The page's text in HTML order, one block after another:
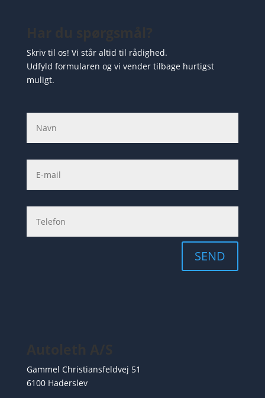
Skriv til os! Vi står altid til rådighed.
Udfyld formularen og vi vender tilbage hurtigst
muligt.
SEND
Gammel Christiansfeldvej 51
6100 Haderslev